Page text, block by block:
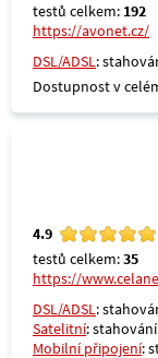
testů celkem: 192
https://avonet.cz/
DSL/ADSL:
Dostupnost v
4.9
testů celkem:35
https://
DSL/ADSL:
Satelitní:
Mobilní připojení: